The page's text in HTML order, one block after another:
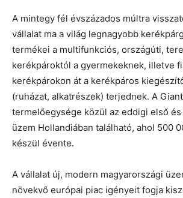
A mintegy fél évszázados múltra
vállalat ma a világ legnagyobb
termékei a multifunkciós, országúti,
kerékpároktól a gyermekeknek, illetve
kerékpárokon át a kerékpáros
(ruházat, alkatrészek) terjednek. A
termelőegysége közül az eddigi első
üzem Hollandiában található, ahol 500
készül évente.
A vállalat új, modern magyarországi
növekvő európai piac igényeit fogja